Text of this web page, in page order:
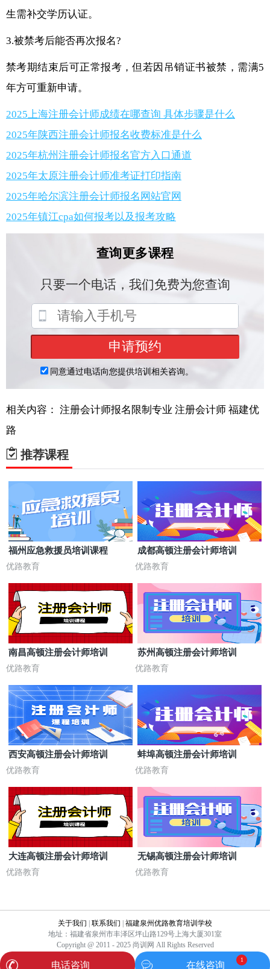
生需补交学历认证。
3.被禁考后能否再次报名?
禁考期结束后可正常报考，但若因吊销证书被禁，需满5
年方可重新申请。
2025上海注册会计师成绩在哪查询 具体步骤是什么
2025年陕西注册会计师报名收费标准是什么
2025年杭州注册会计师报名官方入口通道
2025年太原注册会计师准考证打印指南
2025年哈尔滨注册会计师报名网站官网
2025年镇江cpa如何报考以及报考攻略
相关内容： 注册会计师报名限制专业 注册会计师 福建优
路
推荐课程
福州应急救援员培训课程
优路教育
成都高顿注册会计师培训
优路教育
南昌高顿注册会计师培训
优路教育
苏州高顿注册会计师培训
优路教育
西安高顿注册会计师培训
优路教育
蚌埠高顿注册会计师培训
优路教育
大连高顿注册会计师培训
优路教育
无锡高顿注册会计师培训
优路教育
关于我们 联系我们
福建泉州优路教育培训学校
地址：福建省泉州市丰泽区坪山路129号上海大厦301室
Copyright @ 2011 - 2025 尚训网 All Rights Reserved
电话咨询 在线咨询
1